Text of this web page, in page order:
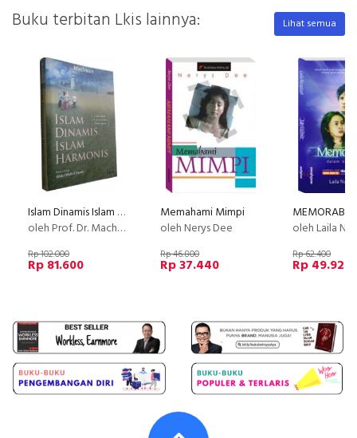
Buku terbitan Lkis lainnya: Lihat semua
Islam Dinamis Islam Harmonis
oleh Prof. Dr. Machasin
Rp 102.000
Rp 81.600
Memahami Mimpi
oleh Nerys Dee
Rp 46.800
Rp 37.440
oleh Laila
Rp 62.400
Rp 49.920